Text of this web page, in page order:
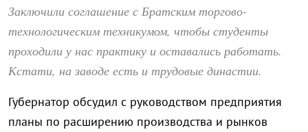
Заключили соглашение с Братским торгово-
технологическим техникумом, чтобы студенты
проходили у нас практику и оставались работать.
Кстати, на заводе есть и трудовые династии.
Губернатор обсудил с руководством предприятия
планы по расширению производства и рынков